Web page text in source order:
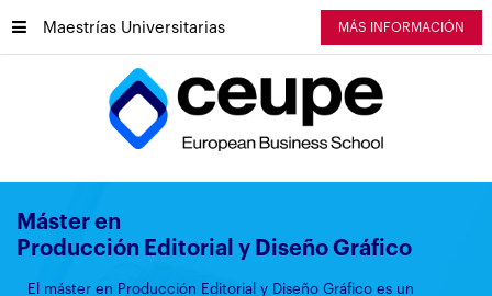
Maestrías Universitarias MÁS INFORMACIÓN
Máster en
Producción Editorial y Diseño Gráfico
El máster en Producción Editorial y Diseño Gráfico es un